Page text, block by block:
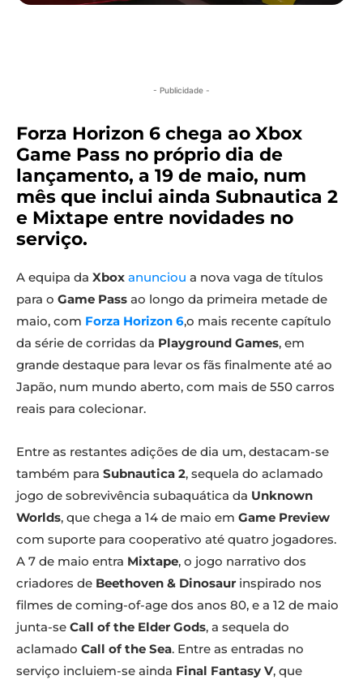
- Publicidade -
Forza Horizon 6 chega ao Xbox
Game Pass no próprio dia de
lançamento, a 19 de maio, num
mês que inclui ainda Subnautica 2
e Mixtape entre novidades no
serviço.
A equipa da Xbox anunciou a nova vaga de títulos
para o Game Pass ao longo da primeira metade de
maio, com Forza Horizon 6,o mais recente capítulo
da série de corridas da Playground Games, em
grande destaque para levar os fãs finalmente até ao
Japão, num mundo aberto, com mais de 550 carros
reais para colecionar.
Entre as restantes adições de dia um, destacam-se
também para Subnautica 2, sequela do aclamado
jogo de sobrevivência subaquática da Unknown
Worlds, que chega a 14 de maio em Game Preview
com suporte para cooperativo até quatro jogadores.
A 7 de maio entra Mixtape, o jogo narrativo dos
criadores de Beethoven & Dinosaur inspirado nos
filmes de coming-of-age dos anos 80, e a 12 de maio
junta-se Call of the Elder Gods, a sequela do
aclamado Call of the Sea. Entre as entradas no
serviço incluiem-se ainda Final Fantasy V, que